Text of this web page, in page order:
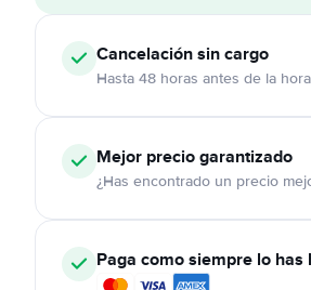
Cancelaciónsin cargo
Hasta 48 horas antes de la
Mejor precio garantizado
¿Has encontrado un precio
Paga como siempre lo has